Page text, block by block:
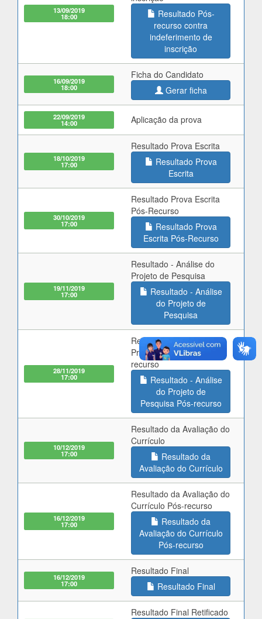
13/09/2019
18:00
Resultado Pós-
recurso contra
indeferimento de
inscrição
16/09/2019
18:00
Ficha do Candidato
Gerar ficha
22/09/2019
14:00 Aplicação da prova
18/10/2019
17:00
Resultado Prova Escrita
Resultado Prova
Escrita
30/10/2019
17:00
Resultado Prova Escrita
Pós-Recurso
Resultado Prova
Escrita Pós-Recurso
19/11/2019
17:00
Resultado - Análise do
Projeto de Pesquisa
Resultado - Análise
do Projeto de
Pesquisa
28/11/2019
17:00
Resultado - Análise do
Projeto de Pesquisa Pós-
recurso
Resultado - Análise
do Projeto de
Pesquisa Pós-recurso
10/12/2019
17:00
Resultado da Avaliação do
Currículo
Resultado da
Avaliação do Currículo
16/12/2019
17:00
Resultado da Avaliação do
Currículo Pós-recurso
Resultado da
Avaliação do Currículo
Pós-recurso
16/12/2019
17:00
Resultado Final
Resultado Final
Resultado Final Retificado